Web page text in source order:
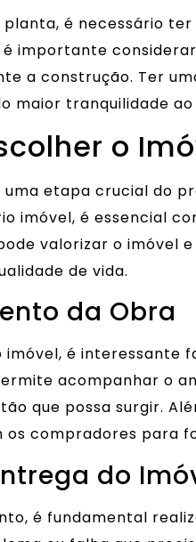
é necessário
importante
a construção. Ter
maior tranquilidade
o
etapa crucial do
imóvel, é essencial
valorizar o imóvel
de vida.
da Obra
é interessante
acompanhar o
que possa surgir.
os compradores para
do
é fundamental